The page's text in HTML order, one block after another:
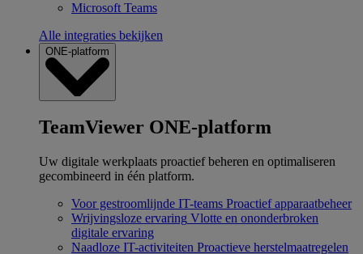
Microsoft Teams
Alle integraties bekijken
ONE-platform
TeamViewer ONE-platform
Uw digitale werkplaats proactief beheren en optimaliseren
gecombineerd in één platform.
Voor gestroomlijnde IT-teams Proactief apparaatbeheer
Wrijvingsloze ervaring Vlotte en ononderbroken
digitale ervaring
Naadloze IT-activiteiten Proactieve herstelmaatregelen